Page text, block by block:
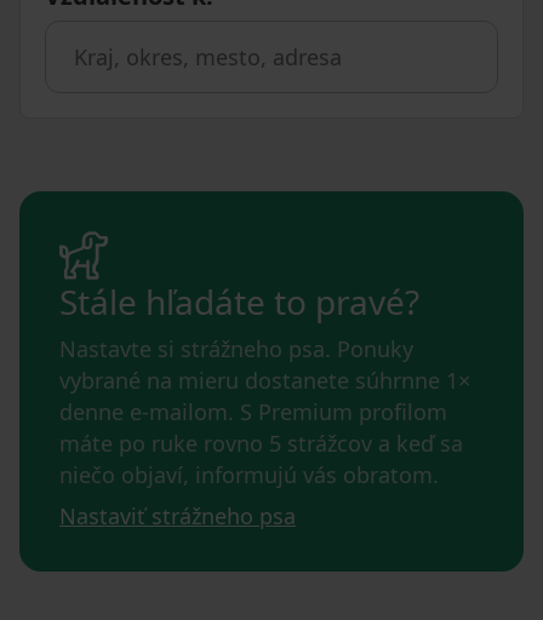
Stále hľadáte to pravé?
Nastavte si strážneho psa. Ponuky
vybrané na mieru dostanete súhrnne 1×
denne e-mailom. S Premium profilom
máte po ruke rovno 5 strážcov a keď sa
niečo objaví, informujú vás obratom.
Nastaviť strážneho psa